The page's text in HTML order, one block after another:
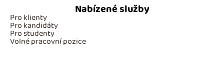
Nabízené služby
Pro klienty
Pro kandidáty
Pro studenty
Volné pracovní pozice